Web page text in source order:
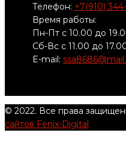
Телефон: +7(910)
Время работы:
Пн-Пт с 10.00 до
Сб-Вс с 11.00 до
E-mail:
© 2022. Все права
сайтов Fenix-Digital